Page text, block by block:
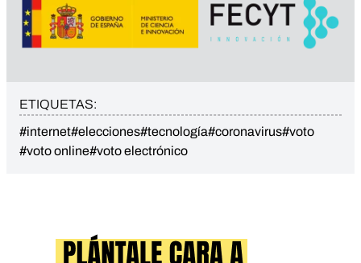
ETIQUETAS:
#internet#elecciones#tecnología#coronavirus#voto
#voto online#voto electrónico